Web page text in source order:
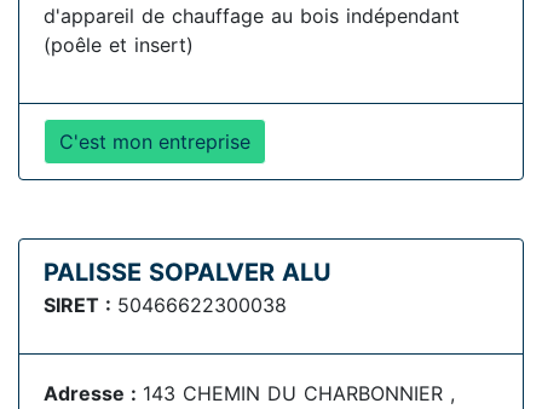
d'appareil de chauffage au bois indépendant
(poêle et insert)
C'est mon entreprise
PALISSE SOPALVER ALU
SIRET : 50466622300038
Adresse : 143 CHEMIN DU CHARBONNIER ,